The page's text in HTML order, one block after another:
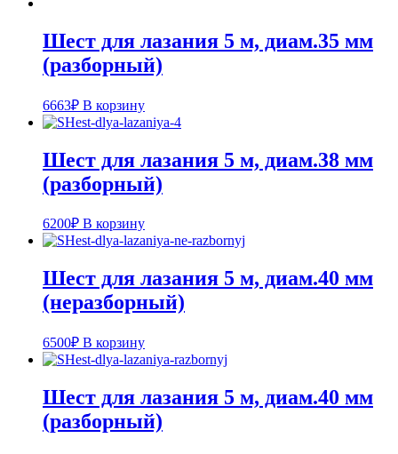
Шест для лазания 5 м, диам.35 мм
(разборный)
6663₽ В корзину
Шест для лазания 5 м, диам.38 мм
(разборный)
6200₽ В корзину
Шест для лазания 5 м, диам.40 мм
(неразборный)
6500₽ В корзину
Шест для лазания 5 м, диам.40 мм
(разборный)